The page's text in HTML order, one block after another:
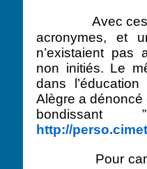
Avec
acronymes, et
n’existaient pas
non initiés. Le
dans
Alègre a dénoncé
http://
Pour